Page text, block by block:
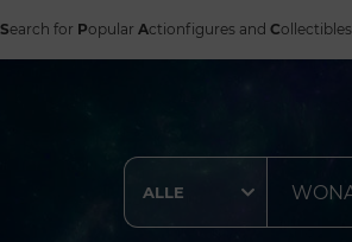
Search for Popular Actionfigures and Collectibles
ALLE